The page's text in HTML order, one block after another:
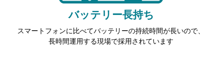
バッテリー長持ち
スマートフォンに比べてバッテリーの持続時間が長いので、
長時間運用する現場で採用されています